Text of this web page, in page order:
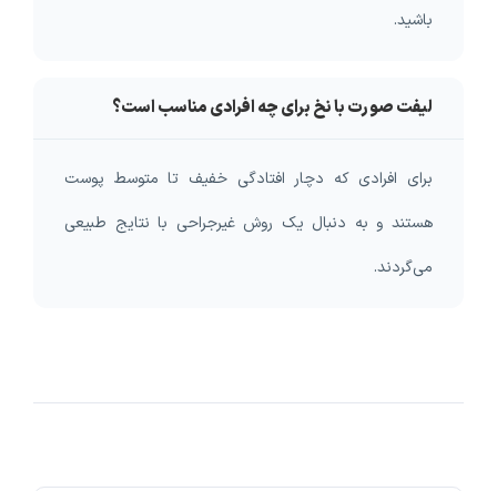
باشید.
لیفت صورت با نخ برای چه افرادی مناسب است؟
برای افرادی که دچار افتادگی خفیف تا متوسط پوست
هستند و به دنبال یک روش غیرجراحی با نتایج طبیعی
می‌گردند.